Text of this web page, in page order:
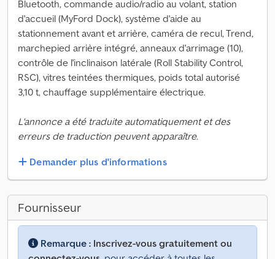
Bluetooth, commande audio/radio au volant, station
d'accueil (MyFord Dock), système d'aide au
stationnement avant et arrière, caméra de recul, Trend,
marchepied arrière intégré, anneaux d'arrimage (10),
contrôle de l'inclinaison latérale (Roll Stability Control,
RSC), vitres teintées thermiques, poids total autorisé
3,10 t, chauffage supplémentaire électrique.
L'annonce a été traduite automatiquement et des
erreurs de traduction peuvent apparaître.
Demander plus d'informations
Fournisseur
Remarque : Inscrivez-vous gratuitement ou